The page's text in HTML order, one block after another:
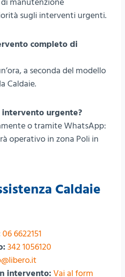
sugli interventi urgenti.
completo di
a seconda del modello
Caldaie.
urgente?
o tramite WhatsApp:
operativo in zona Poli in
Caldaie
06 6622151
342 1056120
intervento: Vai al form